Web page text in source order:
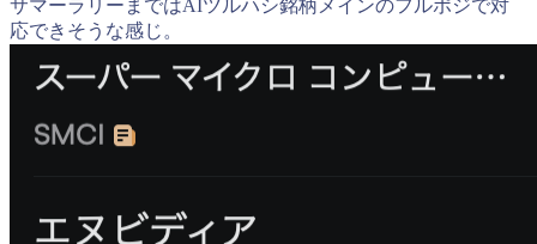
サマーラリーまではAIツルハシ銘柄メインのフルポジで対
応できそうな感じ。